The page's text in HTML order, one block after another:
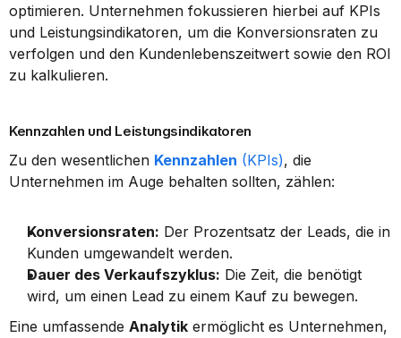
optimieren. Unternehmen fokussieren hierbei auf KPIs
und Leistungsindikatoren, um die Konversionsraten zu
verfolgen und den Kundenlebenszeitwert sowie den ROI
zu kalkulieren.
Kennzahlen und Leistungsindikatoren
Zu den wesentlichen Kennzahlen (KPIs), die
Unternehmen im Auge behalten sollten, zählen:
Konversionsraten: Der Prozentsatz der Leads, die in
Kunden umgewandelt werden.
Dauer des Verkaufszyklus: Die Zeit, die benötigt
wird, um einen Lead zu einem Kauf zu bewegen.
Eine umfassende Analytik ermöglicht es Unternehmen,